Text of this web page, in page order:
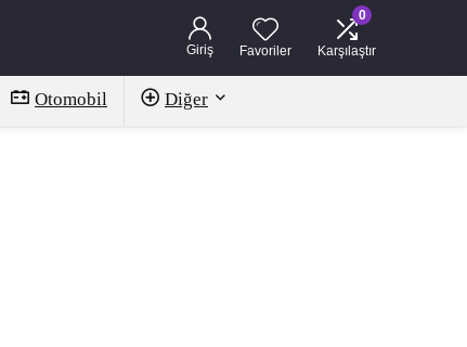
Giriş Favoriler
0
Karşılaştır
Otomobil Diğer